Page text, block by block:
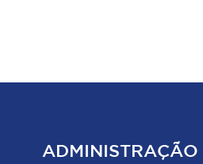
ADMINISTRAÇÃO